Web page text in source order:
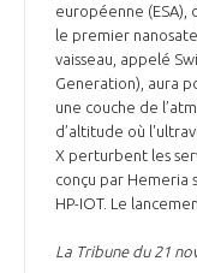
NOTRE HISTOIRE
L’ÉQUIPE DU GIFAS
NOS RÉSEAUX À
GEADS
COMITÉ AERO PME
STARTAIR
COMMISSIONS ET
LES PROGRAMMES
UN ÉCOSYSTÈME
POURQUOI DEVENIR
LA MÉDIATION
LA MÉDIATION DANS
LE SALON DU
européenne
le premier
vaisseau, appelé
Generation), aura
une couche de
d’altitude où
X perturbent les
conçu par Hemeria
HP-IOT. Le
La Tribune du 21
Découvrez